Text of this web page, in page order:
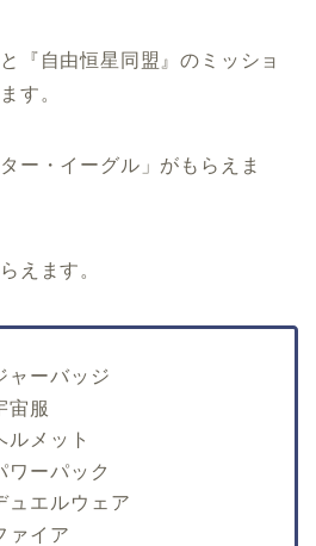
『自由恒星同盟』のミッショ
す。
ー・イーグル」がもらえま
えます。
ャーバッジ
宙服
ルメット
ワーパック
ュエルウェア
ァイア